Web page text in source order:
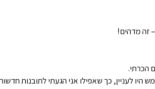
זה מדהים!
הכרתי.
לעניין, כך שאפילו אני הגעתי לתובנות חדשות